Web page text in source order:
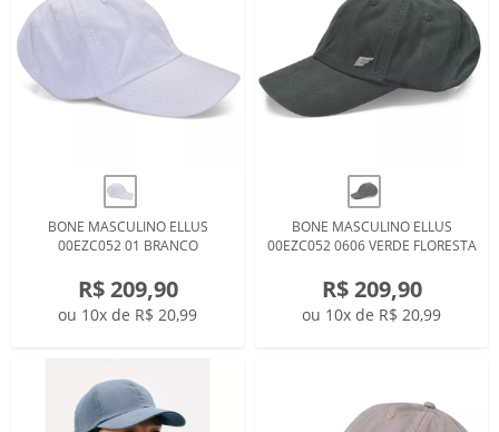
BONE MASCULINO ELLUS
00EZC052 01 BRANCO
R$ 209,90
ou 10x de R$ 20,99
BONE MASCULINO ELLUS
00EZC052 0606 VERDE FLORESTA
R$ 209,90
ou 10x de R$ 20,99